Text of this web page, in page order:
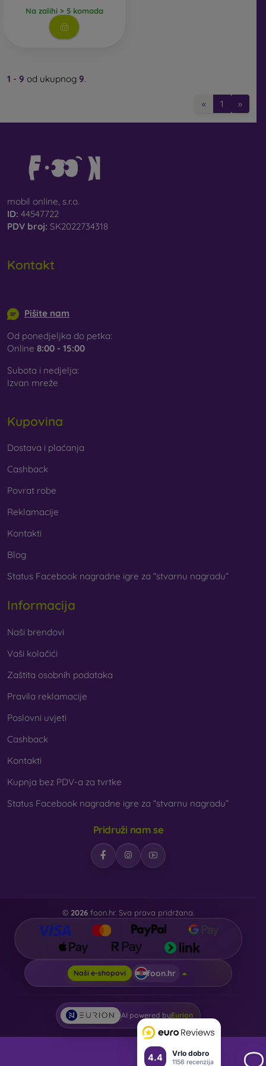
4.4 Vrlo dobro
1156 recenzija
Na zalihi > 5 komada
1 - 9 od ukupnog 9.
« 1 »
mobil online, s.r.o.
ID: 44547722
PDV broj: SK2022734318
Kontakt
Pišite nam
Od ponedjeljka do petka:
Online 8:00 - 15:00
Subota i nedjelja:
Izvan mreže
Kupovina
Dostava i plaćanja
Cashback
Povrat robe
Reklamacije
Kontakti
Blog
Status Facebook nagradne igre za “stvarnu nagradu”
Informacija
Naši brendovi
Vaši kolačići
Zaštita osobnih podataka
Pravila reklamacije
Poslovni uvjeti
Cashback
Kontakti
Kupnja bez PDV-a za tvrtke
Status Facebook nagradne igre za “stvarnu nagradu”
Pridruži nam se
© 2026 foon.hr. Sva prava pridržana.
Naši e-shopovi foon.hr
AI powered byEurion